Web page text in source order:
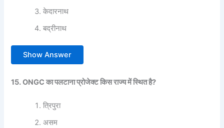
केदारनाथ
बद्रीनाथ
Show Answer
15. ONGC का पलटाना प्रोजेक्ट किस राज्य में स्थित है?
त्रिपुरा
असम